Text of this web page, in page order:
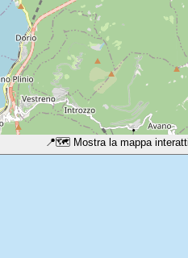
📍🗺️ Mostra la mappa